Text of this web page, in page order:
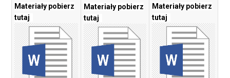
Materiały pobierz
tutaj
Materiały pobierz
tutaj
Materiały pobierz
tutaj